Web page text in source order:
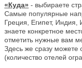
«Куда» - выбираете
Самые популярные
Греция, Египет,
знаете конкретное
отметить нужные вам
Здесь же сразу можете
(количество отелей